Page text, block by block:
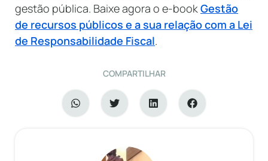
gestão pública. Baixe agora o e-book Gestão
de recursos públicos e a sua relação com a Lei
de Responsabilidade Fiscal.
COMPARTILHAR